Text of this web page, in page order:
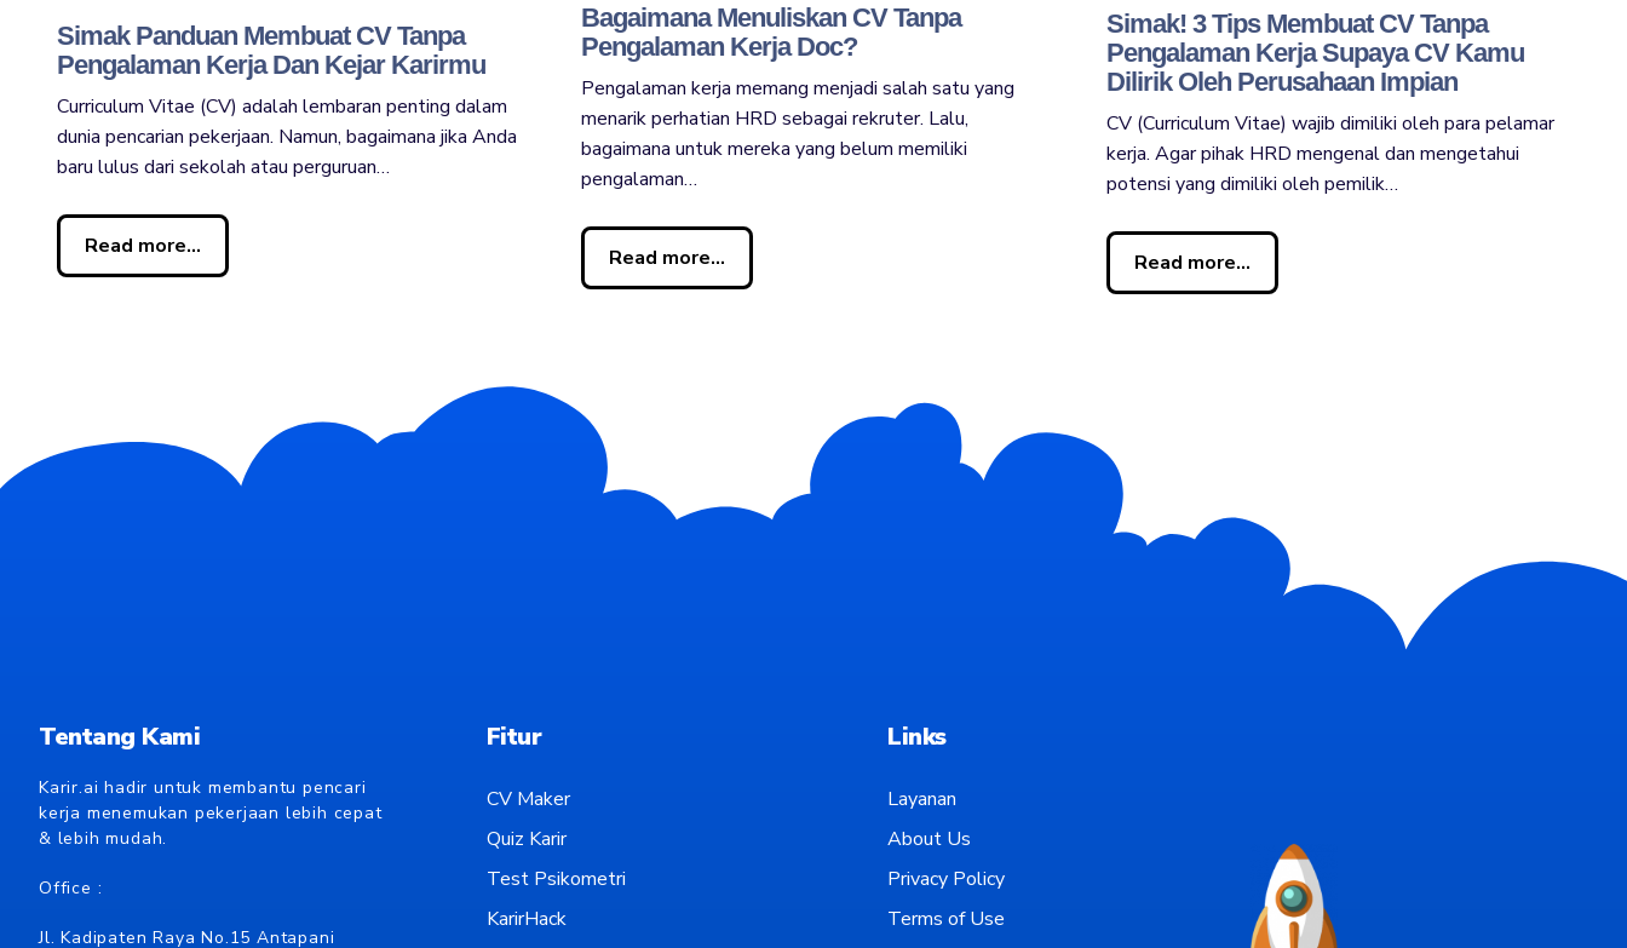
Simak Panduan Membuat CV Tanpa
Pengalaman Kerja Dan Kejar Karirmu
Curriculum Vitae (CV) adalah lembaran penting dalam
dunia pencarian pekerjaan. Namun, bagaimana jika Anda
baru lulus dari sekolah atau perguruan…
Read more...
Bagaimana Menuliskan CV Tanpa
Pengalaman Kerja Doc?
Pengalaman kerja memang menjadi salah satu yang
menarik perhatian HRD sebagai rekruter. Lalu,
bagaimana untuk mereka yang belum memiliki
pengalaman…
Read more...
Simak! 3 Tips Membuat CV Tanpa
Pengalaman Kerja Supaya CV Kamu
Dilirik Oleh Perusahaan Impian
CV (Curriculum Vitae) wajib dimiliki oleh para pelamar
kerja. Agar pihak HRD mengenal dan mengetahui
potensi yang dimiliki oleh pemilik…
Read more...
Tentang Kami
Karir.ai hadir untuk membantu pencari
kerja menemukan pekerjaan lebih cepat
& lebih mudah.
Office :
Jl. Kadipaten Raya No.15 Antapani
Fitur
CV Maker
Quiz Karir
Test Psikometri
KarirHack
Links
Layanan
About Us
Privacy Policy
Terms of Use